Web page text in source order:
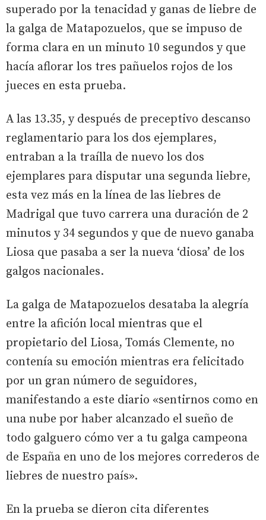
superado por la tenacidad y ganas de liebre de
la galga de Matapozuelos, que se impuso de
forma clara en un minuto 10 segundos y que
hacía aflorar los tres pañuelos rojos de los
jueces en esta prueba.
A las 13.35, y después de preceptivo descanso
reglamentario para los dos ejemplares,
entraban a la traílla de nuevo los dos
ejemplares para disputar una segunda liebre,
esta vez más en la línea de las liebres de
Madrigal que tuvo carrera una duración de 2
minutos y 34 segundos y que de nuevo ganaba
Liosa que pasaba a ser la nueva ‘diosa’ de los
galgos nacionales.
La galga de Matapozuelos desataba la alegría
entre la afición local mientras que el
propietario del Liosa, Tomás Clemente, no
contenía su emoción mientras era felicitado
por un gran número de seguidores,
manifestando a este diario «sentirnos como en
una nube por haber alcanzado el sueño de
todo galguero cómo ver a tu galga campeona
de España en uno de los mejores correderos de
liebres de nuestro país».
En la prueba se dieron cita diferentes